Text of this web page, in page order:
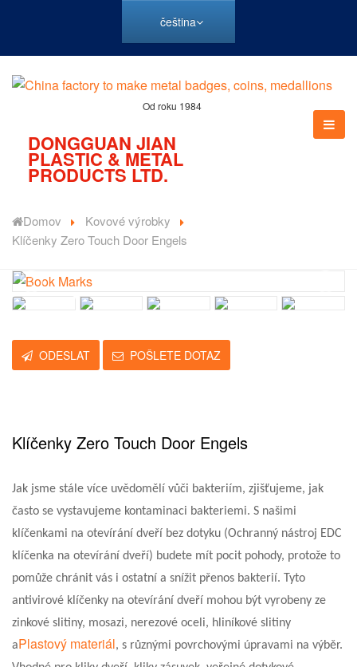
čeština
Od roku 1984
DONGGUAN JIAN
PLASTIC & METAL
PRODUCTS LTD.
Domov
Kovové výrobky
Klíčenky Zero Touch Door Engels
ODESLAT POŠLETE DOTAZ
Klíčenky Zero Touch Door Engels
Jak jsme stále více uvědomělí vůči bakteriím, zjišťujeme, jak
často se vystavujeme kontaminaci bakteriemi. S našimi
klíčenkami na otevírání dveří bez dotyku (Ochranný nástroj EDC
klíčenka na otevírání dveří) budete mít pocit pohody, protože to
pomůže chránit vás i ostatní a snížit přenos bakterií. Tyto
antivirové klíčenky na otevírání dveří mohou být vyrobeny ze
zinkové slitiny, mosazi, nerezové oceli, hliníkové slitiny
aPlastový materiál, s různými povrchovými úpravami na výběr.